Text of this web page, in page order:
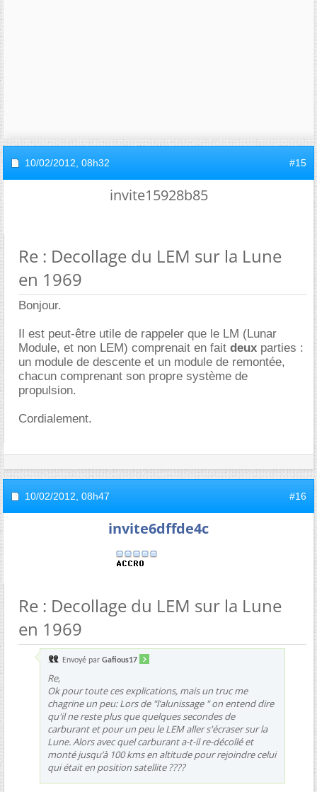
10/02/2012, 08h32 #15
invite15928b85
Re : Decollage du LEM sur la Lune
en 1969
Bonjour.
Il est peut-être utile de rappeler que le LM (Lunar
Module, et non LEM) comprenait en fait deux parties :
un module de descente et un module de remontée,
chacun comprenant son propre système de
propulsion.
Cordialement.
10/02/2012, 08h47 #16
invite6dffde4c
Re : Decollage du LEM sur la Lune
en 1969
Envoyé par Gafious17
Re,
Ok pour toute ces explications, mais un truc me
chagrine un peu: Lors de "l’alunissage " on entend dire
qu'il ne reste plus que quelques secondes de
carburant et pour un peu le LEM aller s'écraser sur la
Lune. Alors avec quel carburant a-t-il re-décollé et
monté jusqu’à 100 kms en altitude pour rejoindre celui
qui était en position satellite ????